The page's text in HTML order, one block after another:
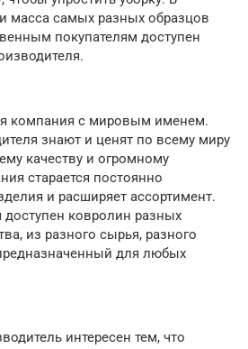
масса самых разных образцов
покупателям доступен
компания с мировым именем.
знают и ценят по всему миру
качеству и огромному
старается постоянно
и расширяет ассортимент.
доступен ковролин разных
из разного сырья, разного
для любых
интересен тем, что